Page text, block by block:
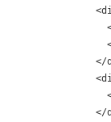
</
</